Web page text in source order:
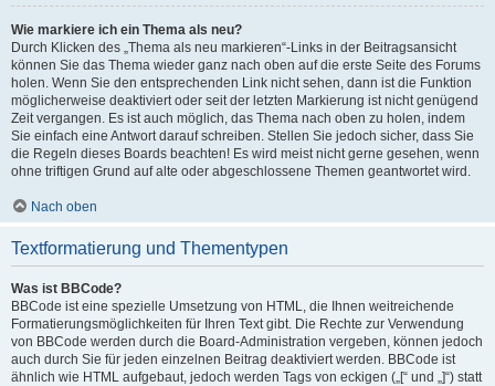
Wie markiere ich ein Thema als neu?
Durch Klicken des „Thema als neu markieren“-Links in der Beitragsansicht
können Sie das Thema wieder ganz nach oben auf die erste Seite des Forums
holen. Wenn Sie den entsprechenden Link nicht sehen, dann ist die Funktion
möglicherweise deaktiviert oder seit der letzten Markierung ist nicht genügend
Zeit vergangen. Es ist auch möglich, das Thema nach oben zu holen, indem
Sie einfach eine Antwort darauf schreiben. Stellen Sie jedoch sicher, dass Sie
die Regeln dieses Boards beachten! Es wird meist nicht gerne gesehen, wenn
ohne triftigen Grund auf alte oder abgeschlossene Themen geantwortet wird.
Nach oben
Textformatierung und Thementypen
Was ist BBCode?
BBCode ist eine spezielle Umsetzung von HTML, die Ihnen weitreichende
Formatierungsmöglichkeiten für Ihren Text gibt. Die Rechte zur Verwendung
von BBCode werden durch die Board-Administration vergeben, können jedoch
auch durch Sie für jeden einzelnen Beitrag deaktiviert werden. BBCode ist
ähnlich wie HTML aufgebaut, jedoch werden Tags von eckigen („[“ und „]“) statt